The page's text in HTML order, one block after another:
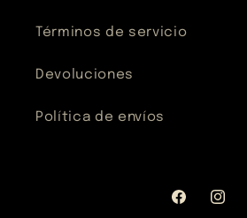
Términos de servicio
Devoluciones
Política de envíos
Facebook